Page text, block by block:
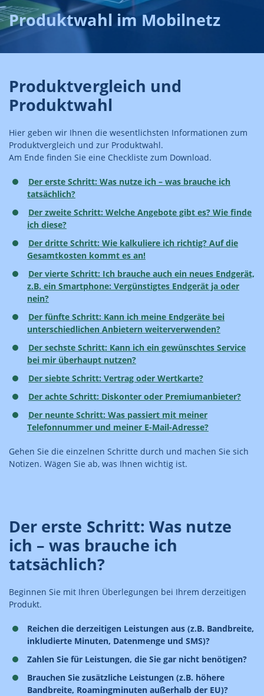
Produktwahl im Mobilnetz
Produktvergleich und
Produktwahl
Hier geben wir Ihnen die wesentlichsten Informationen zum
Produktvergleich und zur Produktwahl.
Am Ende finden Sie eine Checkliste zum Download.
Der erste Schritt: Was nutze ich – was brauche ich
tatsächlich?
Der zweite Schritt: Welche Angebote gibt es? Wie finde
ich diese?
Der dritte Schritt: Wie kalkuliere ich richtig? Auf die
Gesamtkosten kommt es an!
Der vierte Schritt: Ich brauche auch ein neues Endgerät,
z.B. ein Smartphone: Vergünstigtes Endgerät ja oder
nein?
Der fünfte Schritt: Kann ich meine Endgeräte bei
unterschiedlichen Anbietern weiterverwenden?
Der sechste Schritt: Kann ich ein gewünschtes Service
bei mir überhaupt nutzen?
Der siebte Schritt: Vertrag oder Wertkarte?
Der achte Schritt: Diskonter oder Premiumanbieter?
Der neunte Schritt: Was passiert mit meiner
Telefonnummer und meiner E-Mail-Adresse?
Gehen Sie die einzelnen Schritte durch und machen Sie sich
Notizen. Wägen Sie ab, was Ihnen wichtig ist.
Der erste Schritt: Was nutze
ich – was brauche ich
tatsächlich?
Beginnen Sie mit Ihren Überlegungen bei Ihrem derzeitigen
Produkt.
Reichen die derzeitigen Leistungen aus (z.B. Bandbreite,
inkludierte Minuten, Datenmenge und SMS)?
Zahlen Sie für Leistungen, die Sie gar nicht benötigen?
Brauchen Sie zusätzliche Leistungen (z.B. höhere
Bandbreite, Roamingminuten außerhalb der EU)?